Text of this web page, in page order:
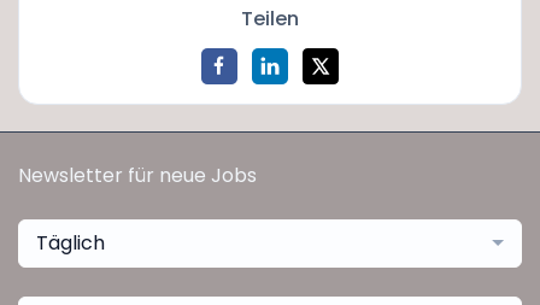
Teilen
Newsletter für neue Jobs
Täglich